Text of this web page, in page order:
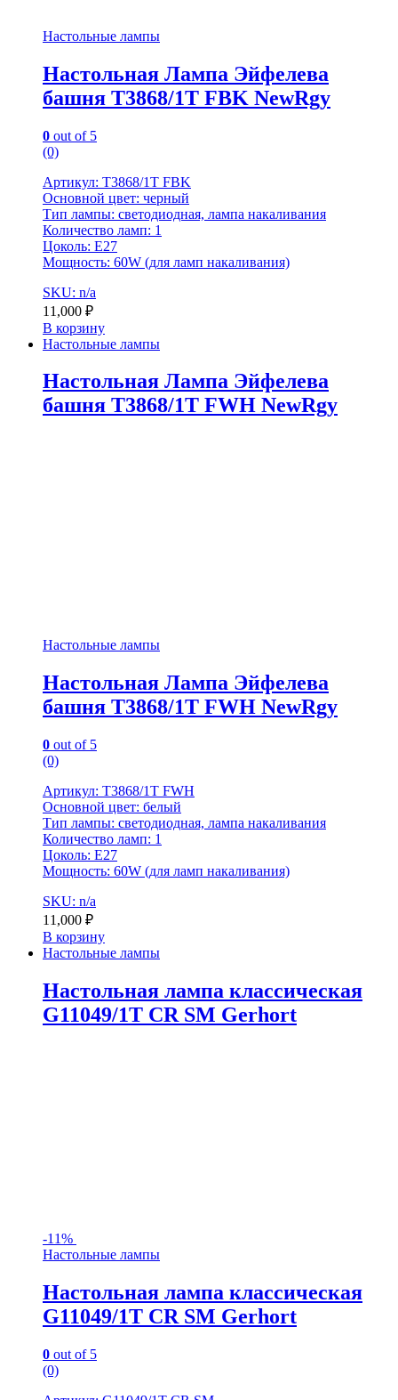
Настольные лампы
Настольная Лампа Эйфелева
башня T3868/1T FBK NewRgy
0 out of 5
(0)
Артикул: T3868/1T FBK
Основной цвет: черный
Тип лампы: светодиодная, лампа накаливания
Количество ламп: 1
Цоколь: E27
Мощность: 60W (для ламп накаливания)
SKU: n/a
11,000 ₽
В корзину
Настольные лампы
Настольная Лампа Эйфелева
башня T3868/1T FWH NewRgy
Настольные лампы
Настольная Лампа Эйфелева
башня T3868/1T FWH NewRgy
0 out of 5
(0)
Артикул: T3868/1T FWH
Основной цвет: белый
Тип лампы: светодиодная, лампа накаливания
Количество ламп: 1
Цоколь: E27
Мощность: 60W (для ламп накаливания)
SKU: n/a
11,000 ₽
В корзину
Настольные лампы
Настольная лампа классическая
G11049/1T CR SM Gerhort
-11%
Настольные лампы
Настольная лампа классическая
G11049/1T CR SM Gerhort
0 out of 5
(0)